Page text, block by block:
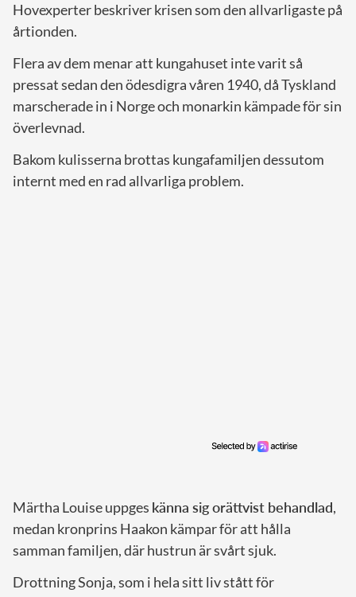
Hovexperter beskriver krisen som den allvarligaste på
årtionden.
Flera av dem menar att kungahuset inte varit så
pressat sedan den ödesdigra våren 1940, då Tyskland
marscherade in i Norge och monarkin kämpade för sin
överlevnad.
Bakom kulisserna brottas kungafamiljen dessutom
internt med en rad allvarliga problem.
Märtha Louise uppges känna sig orättvist behandlad,
medan kronprins Haakon kämpar för att hålla
samman familjen, där hustrun är svårt sjuk.
Drottning Sonja, som i hela sitt liv stått för